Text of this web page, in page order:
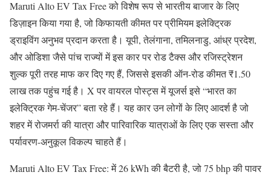
Maruti Alto EV Tax Free को विशेष रूप से भारतीय बाजार के लिए
डिज़ाइन किया गया है, जो किफायती कीमत पर प्रीमियम इलेक्ट्रिक
ड्राइविंग अनुभव प्रदान करता है। यूपी, तेलंगाना, तमिलनाडु, आंध्र प्रदेश,
और ओडिशा जैसे पांच राज्यों में इस कार पर रोड टैक्स और रजिस्ट्रेशन
शुल्क पूरी तरह माफ कर दिए गए हैं, जिससे इसकी ऑन-रोड कीमत ₹1.50
लाख तक पहुंच गई है। X पर वायरल पोस्ट्स में यूजर्स इसे “भारत का
इलेक्ट्रिक गेम-चेंजर” बता रहे हैं। यह कार उन लोगों के लिए आदर्श है जो
शहर में रोजमर्रा की यात्रा और पारिवारिक यात्राओं के लिए एक सस्ता और
पर्यावरण-अनुकूल विकल्प चाहते हैं।
Maruti Alto EV Tax Free: में 26 kWh की बैटरी है, जो 75 bhp की पावर